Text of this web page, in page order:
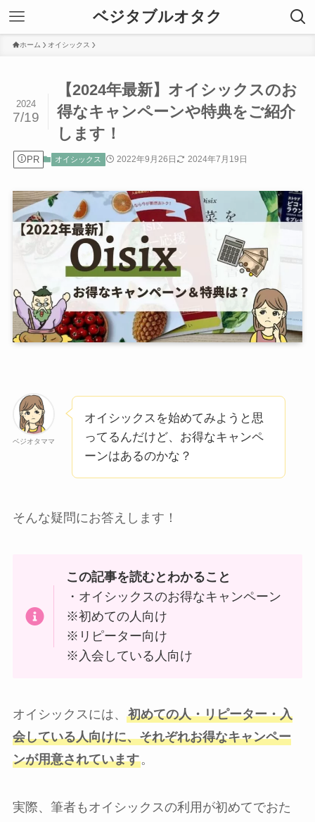
ベジタブルオタク
ホーム オイシックス
【2024年最新】オイシックスのお
得なキャンペーンや特典をご紹介
します！
2024
7/19
PR オイシックス 2022年9月26日 2024年7月19日
ベジオタママ
オイシックスを始めてみようと思
ってるんだけど、お得なキャンペ
ーンはあるのかな？
そんな疑問にお答えします！
この記事を読むとわかること
・オイシックスのお得なキャンペーン
※初めての人向け
※リピーター向け
※入会している人向け
オイシックスには、 初めての人・リピーター・入
会している人向けに、それぞれお得なキャンペー
ンが用意されています。
実際、筆者もオイシックスの利用が初めてでおた